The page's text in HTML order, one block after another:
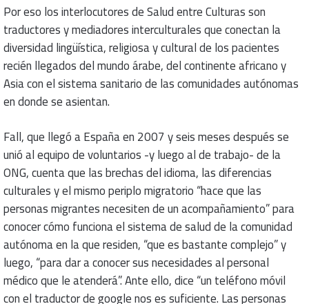
Por eso los interlocutores de Salud entre Culturas son
traductores y mediadores interculturales que conectan la
diversidad lingüística, religiosa y cultural de los pacientes
recién llegados del mundo árabe, del continente africano y
Asia con el sistema sanitario de las comunidades autónomas
en donde se asientan.
Fall, que llegó a España en 2007 y seis meses después se
unió al equipo de voluntarios -y luego al de trabajo- de la
ONG, cuenta que las brechas del idioma, las diferencias
culturales y el mismo periplo migratorio “hace que las
personas migrantes necesiten de un acompañamiento” para
conocer cómo funciona el sistema de salud de la comunidad
autónoma en la que residen, “que es bastante complejo” y
luego, “para dar a conocer sus necesidades al personal
médico que le atenderá”. Ante ello, dice “un teléfono móvil
con el traductor de google nos es suficiente. Las personas